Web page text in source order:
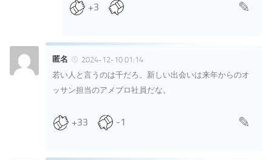
+3
匿名
2024-12-10 01:14
若い人と言うのは千だろ。新しい出会いは来年からのオ
ッサン担当のアメブロ社員だな。
+33 -1